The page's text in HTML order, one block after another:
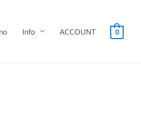
Info ACCOUNT 0